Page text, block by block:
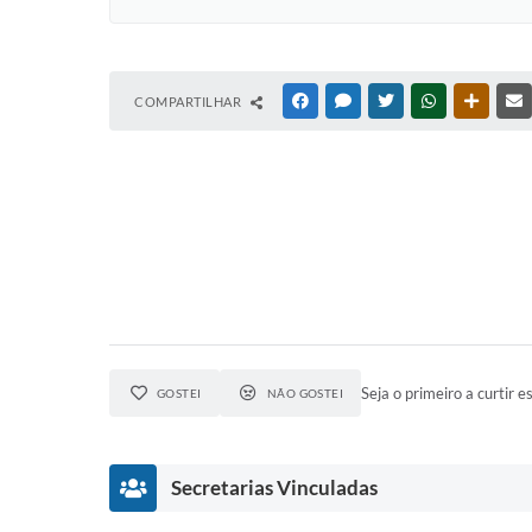
COMPARTILHAR FACEBOOKMESSENGER
TWITTERWHATSAPP
GOSTEI NÃO GOSTEI Seja o primeiro a curtir
Secretarias Vinculadas